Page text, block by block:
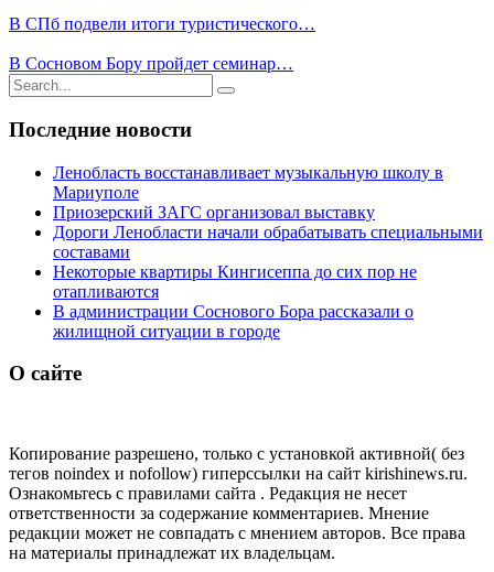
В СПб подвели итоги туристического…
В Сосновом Бору пройдет семинар…
Результаты
поиска
для
Последние новости
Ленобласть восстанавливает музыкальную школу в
Мариуполе
Приозерский ЗАГС организовал выставку
Дороги Ленобласти начали обрабатывать специальными
составами
Некоторые квартиры Кингисеппа до сих пор не
отапливаются
В администрации Соснового Бора рассказали о
жилищной ситуации в городе
О сайте
Копирование разрешено, только с установкой активной( без
тегов noindex и nofollow) гиперссылки на сайт kirishinews.ru.
Ознакомьтесь с правилами сайта . Редакция не несет
ответственности за содержание комментариев. Мнение
редакции может не совпадать с мнением авторов. Все права
на материалы принадлежат их владельцам.